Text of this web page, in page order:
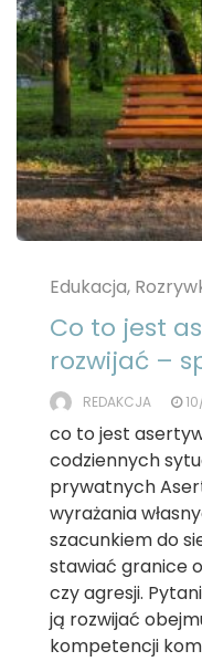
Edukacja,
Co to jest
rozwijać –
REDAKCJA
co to jest
codziennych
prywatnych
wyrażania
szacunkiem do
stawiać granice
czy agresji.
ją rozwijać
kompetencji